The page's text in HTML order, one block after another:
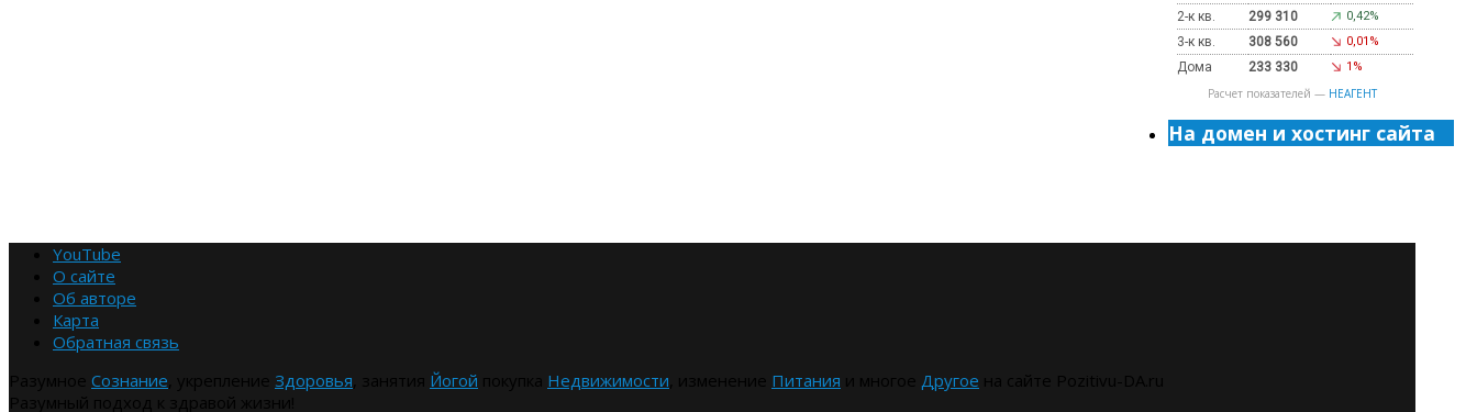
2-к кв. 299 310 0,42%
3-к кв. 308 560 0,01%
Дома 233 330 1%
Расчет показателей — НЕАГЕНТ
На домен и хостинг сайта
YouTube
О сайте
Об авторе
Карта
Обратная связь
Сознание Здоровья Йогой Недвижимости Питания Другое